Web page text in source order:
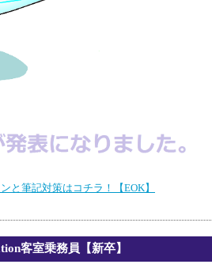
と筆記対策はコチラ！【EOK】
客室乗務員【新卒】